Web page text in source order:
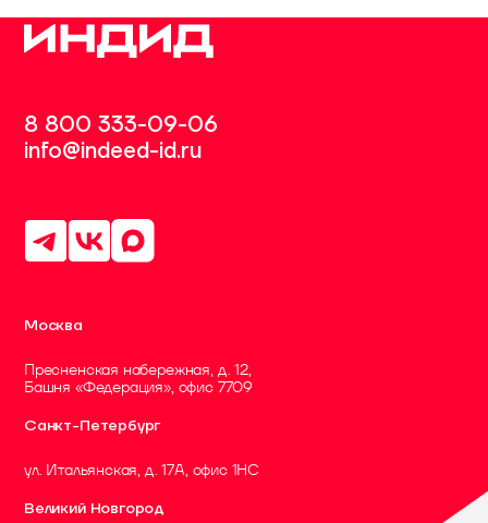
8 800 333-09-06
info@indeed-id.ru
Москва
Пресненская набережная, д. 12,
Башня «Федерация», офис 7709
Санкт-Петербург
ул. Итальянская, д. 17А, офис 1НC
Великий Новгород